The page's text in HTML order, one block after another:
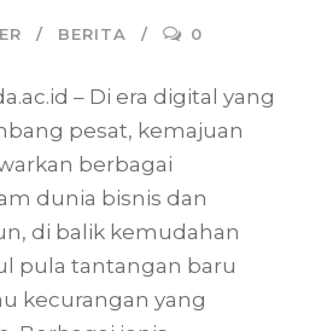
BERITA 0
– Di era digital yang
pesat, kemajuan
berbagai
dunia bisnis dan
di balik kemudahan
pula tantangan baru
kecurangan yang